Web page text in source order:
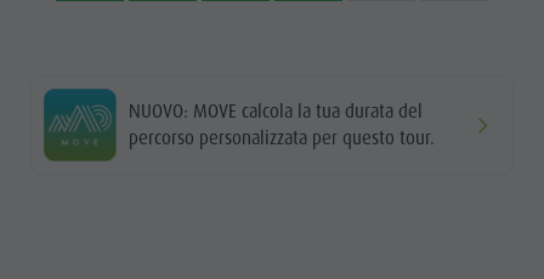
NUOVO: MOVE calcola la tua durata del
percorso personalizzata per questo tour.